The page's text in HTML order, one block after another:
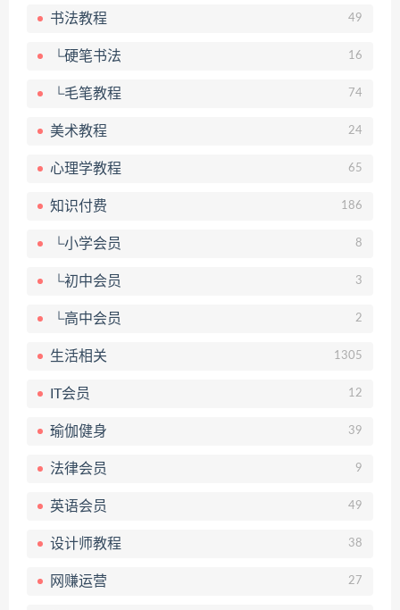
书法教程 49
└硬笔书法 16
└毛笔教程 74
美术教程 24
心理学教程 65
知识付费 186
└小学会员 8
└初中会员 3
└高中会员 2
生活相关 1305
IT会员 12
瑜伽健身 39
法律会员 9
英语会员 49
设计师教程 38
网赚运营 27